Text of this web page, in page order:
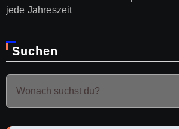
jede Jahreszeit
Suchen